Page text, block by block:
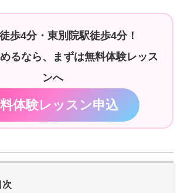
歩4分・東別院駅徒歩4分！
るなら、まずは無料体験レッス
ンへ
体験レッスン申込
次